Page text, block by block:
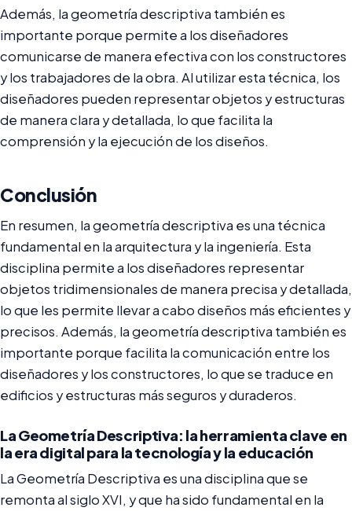
Además, la geometría descriptiva también es
importante porque permite a los diseñadores
comunicarse de manera efectiva con los constructores
y los trabajadores de la obra. Al utilizar esta técnica, los
diseñadores pueden representar objetos y estructuras
de manera clara y detallada, lo que facilita la
comprensión y la ejecución de los diseños.
Conclusión
En resumen, la geometría descriptiva es una técnica
fundamental en la arquitectura y la ingeniería. Esta
disciplina permite a los diseñadores representar
objetos tridimensionales de manera precisa y detallada,
lo que les permite llevar a cabo diseños más eficientes y
precisos. Además, la geometría descriptiva también es
importante porque facilita la comunicación entre los
diseñadores y los constructores, lo que se traduce en
edificios y estructuras más seguros y duraderos.
La Geometría Descriptiva: la herramienta clave en
la era digital para la tecnología y la educación
La Geometría Descriptiva es una disciplina que se
remonta al siglo XVI, y que ha sido fundamental en la